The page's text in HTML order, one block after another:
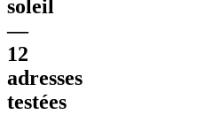
soleil
—
12
adresses
testées